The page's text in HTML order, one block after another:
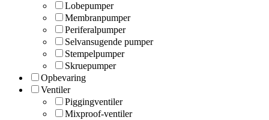
Lobepumper
Membranpumper
Periferalpumper
Selvansugende pumper
Stempelpumper
Skruepumper
Opbevaring
Ventiler
Piggingventiler
Mixproof-ventiler